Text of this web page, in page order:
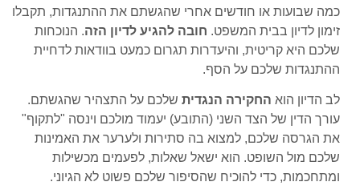
כמה שבועות או חודשים אחרי שהגשתם את ההתנגדות, תקבלו
זימון לדיון בבית המשפט. חובה להגיע לדיון הזה. הנוכחות
שלכם היא קריטית, והיעדרות תגרום כמעט בוודאות לדחיית
ההתנגדות שלכם על הסף.
לב הדיון הוא החקירה הנגדית שלכם על התצהיר שהגשתם.
עורך הדין של הצד השני (התובע) יעמוד מולכם וינסה "לתקוף"
את הגרסה שלכם, למצוא בה סתירות ולערער את האמינות
שלכם מול השופט. הוא ישאל שאלות, לפעמים מכשילות
ומתחכמות, כדי להוכיח שהסיפור שלכם פשוט לא הגיוני.